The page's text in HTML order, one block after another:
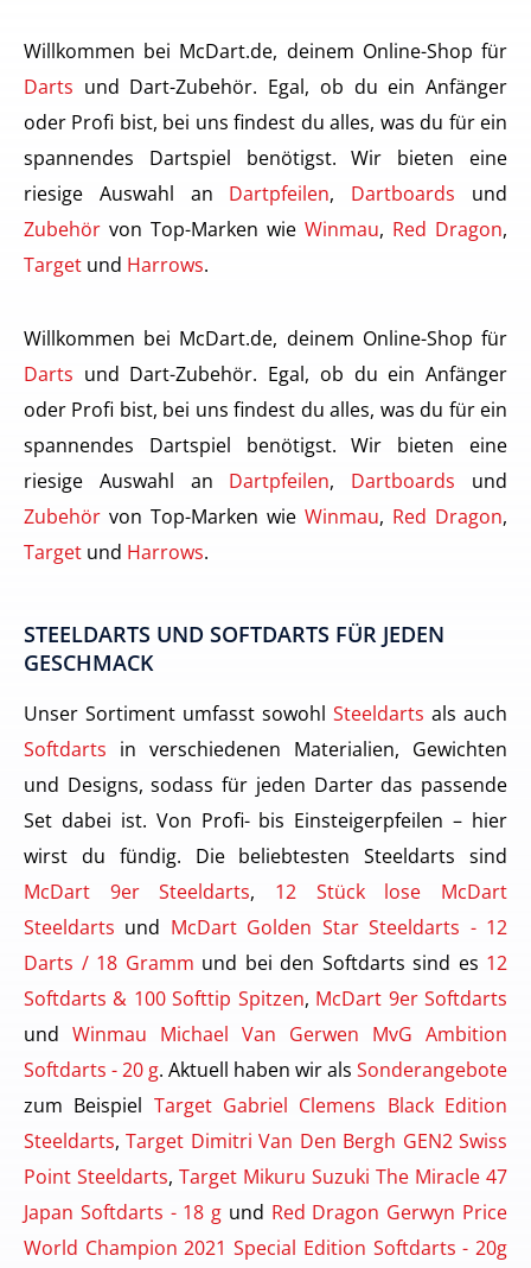
Willkommen bei McDart.de, deinem Online-Shop für
Darts und Dart-Zubehör. Egal, ob du ein Anfänger
oder Profi bist, bei uns findest du alles, was du für ein
spannendes Dartspiel benötigst. Wir bieten eine
riesige Auswahl an Dartpfeilen, Dartboards und
Zubehör von Top-Marken wie Winmau, Red Dragon,
Target und Harrows.
Willkommen bei McDart.de, deinem Online-Shop für
Darts und Dart-Zubehör. Egal, ob du ein Anfänger
oder Profi bist, bei uns findest du alles, was du für ein
spannendes Dartspiel benötigst. Wir bieten eine
riesige Auswahl an Dartpfeilen, Dartboards und
Zubehör von Top-Marken wie Winmau, Red Dragon,
Target und Harrows.
STEELDARTS UND SOFTDARTS FÜR JEDEN
GESCHMACK
Unser Sortiment umfasst sowohl Steeldarts als auch
Softdarts in verschiedenen Materialien, Gewichten
und Designs, sodass für jeden Darter das passende
Set dabei ist. Von Profi- bis Einsteigerpfeilen – hier
wirst du fündig. Die beliebtesten Steeldarts sind
McDart 9er Steeldarts, 12 Stück lose McDart
Steeldarts und McDart Golden Star Steeldarts - 12
Darts / 18 Gramm und bei den Softdarts sind es 12
Softdarts & 100 Softtip Spitzen, McDart 9er Softdarts
und Winmau Michael Van Gerwen MvG Ambition
Softdarts - 20 g. Aktuell haben wir als Sonderangebote
zum Beispiel Target Gabriel Clemens Black Edition
Steeldarts,Target Dimitri Van Den Bergh GEN2 Swiss
Point Steeldarts, Target Mikuru Suzuki The Miracle 47
Japan Softdarts - 18 g und Red Dragon Gerwyn Price
World Champion 2021 Special Edition Softdarts - 20g